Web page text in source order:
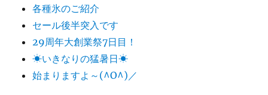
各種氷のご紹介
セール後半突入です
29周年大創業祭7日目！
☀いきなりの猛暑日☀
始まりますよ～(^O^)／